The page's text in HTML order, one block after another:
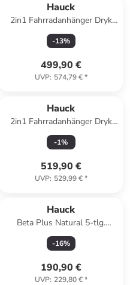
Hauck
2in1 Fahrradanhänger Dryk
Duo Plus für 2 in blue
-13%
499,90 €
UVP: 574,79 €*
Hauck
2in1 Fahrradanhänger Dryk
Duo Plus für 2 in blau
-1%
519,90 €
UVP: 529,99 €*
Hauck
Beta Plus Natural 5-tlg.
Newborn Set in beige,braun
-16%
190,90 €
UVP: 229,80 €*